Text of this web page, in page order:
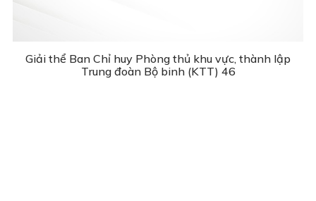
Giải thể Ban Chỉ huy Phòng thủ khu vực, thành lập
Trung đoàn Bộ binh (KTT) 46